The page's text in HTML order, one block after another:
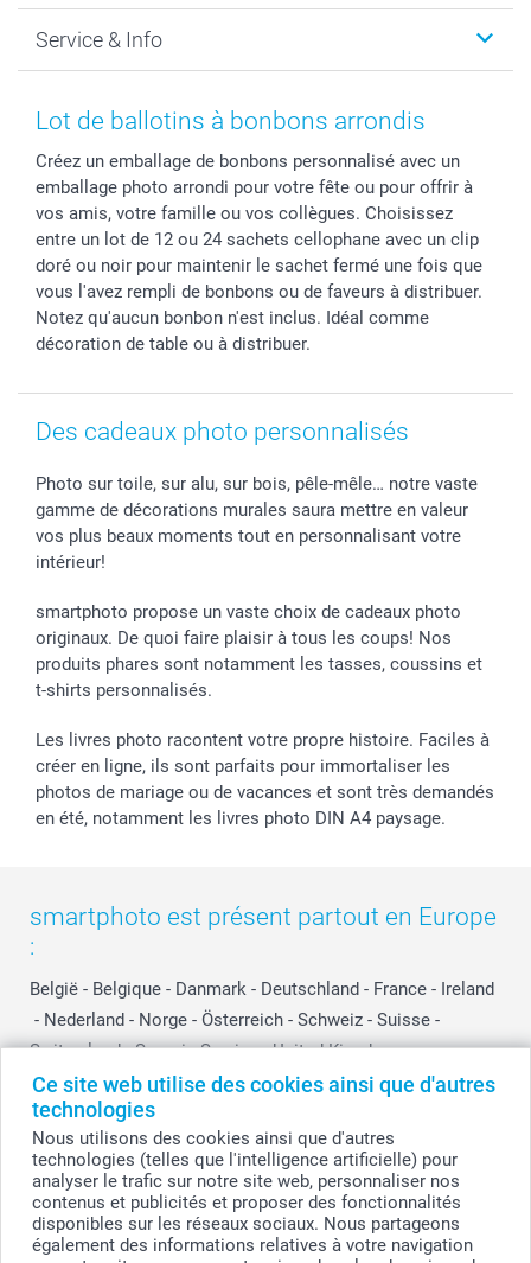
Ce site web utilise des cookies ainsi que d'autres
technologies
Nous utilisons des cookies ainsi que d'autres
technologies (telles que l'intelligence artificielle) pour
analyser le trafic sur notre site web, personnaliser nos
contenus et publicités et proposer des fonctionnalités
disponibles sur les réseaux sociaux. Nous partageons
également des informations relatives à votre navigation
Développement photo & Tirage photo
Cadres photo & accessoires déco
Stickers & Etiquettes
Chèque Cadeau
Gestion des cookies
Mentions Légales
Affiliation
Investor Relations
B2B smartbusiness
Droit de rétractation
Nouvel An
Fête des Mères
Confirmation ou communion
Mariage
Fête d'anniversaire
Collection naissance
Tous les évènements
Service & Info
Tarifs et frais de livraison
Livraison en 48 heures
Modes de Paiement
Identifiez-vous
Plan du site
Statut de ma commande
smarfriends
smartgarantie
smartbonus
Lot de ballotins à bonbons arrondis
Créez un emballage de bonbons personnalisé avec un
emballage photo arrondi pour votre fête ou pour offrir à
vos amis, votre famille ou vos collègues. Choisissez
entre un lot de 12 ou 24 sachets cellophane avec un clip
doré ou noir pour maintenir le sachet fermé une fois que
vous l'avez rempli de bonbons ou de faveurs à distribuer.
Notez qu'aucun bonbon n'est inclus. Idéal comme
décoration de table ou à distribuer.
Des cadeaux photo personnalisés
Photo sur toile, sur alu, sur bois, pêle-mêle… notre vaste
gamme de décorations murales saura mettre en valeur
vos plus beaux moments tout en personnalisant votre
intérieur!
smartphoto propose un vaste choix de cadeaux photo
originaux. De quoi faire plaisir à tous les coups! Nos
produits phares sont notamment les tasses, coussins et
t-shirts personnalisés.
Les livres photo racontent votre propre histoire. Faciles à
créer en ligne, ils sont parfaits pour immortaliser les
photos de mariage ou de vacances et sont très demandés
en été, notamment les livres photo DIN A4 paysage.
smartphoto est présent partout en Europe
:
België - Belgique - Danmark - Deutschland - France - Ireland
- Nederland - Norge - Österreich - Schweiz - Suisse -
Switzerland - Suomi - Sverige - United Kingdom -
Other Countries
© smartphoto group. Tous droits réservés
Tous les prix sont en francs suisses (CHF), TVA incluse et hors frais de port.